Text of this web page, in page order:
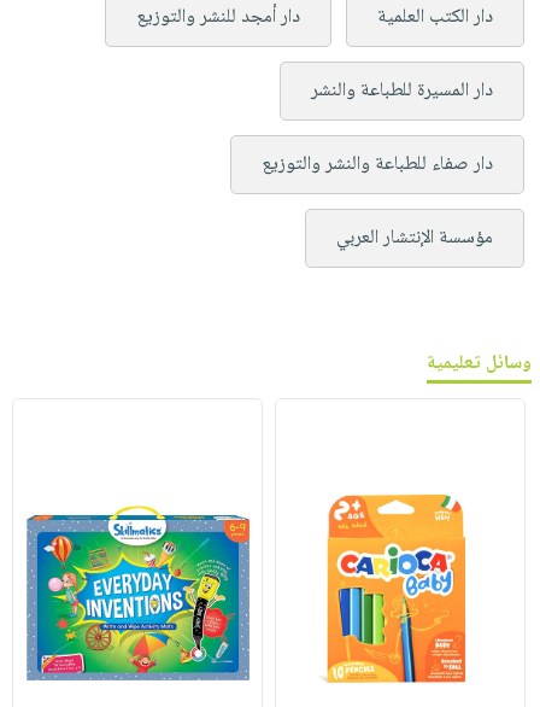
دار الكتب العلمية دار أمجد للنشر والتوزيع
دار المسيرة للطباعة والنشر
دار صفاء للطباعة والنشر والتوزيع
مؤسسة الإنتشار العربي
وسائل تعليمية